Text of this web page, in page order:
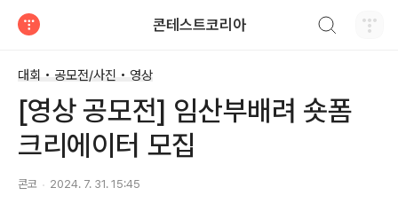
콘테스트코리아
대회 • 공모전/사진 • 영상
[영상 공모전] 임산부배려 숏폼
크리에이터 모집
콘코 2024. 7. 31. 15:45